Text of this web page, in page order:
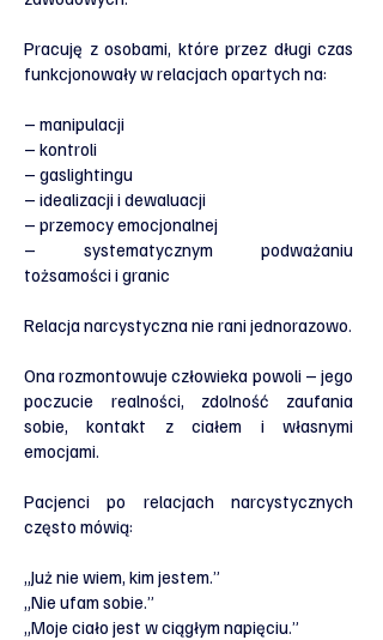
Pracuję z osobami, które przez długi czas
funkcjonowały w relacjach opartych na:
– manipulacji
– kontroli
– gaslightingu
– idealizacji i dewaluacji
– przemocy emocjonalnej
– systematycznym podważaniu
tożsamości i granic
Relacja narcystyczna nie rani jednorazowo.
Ona rozmontowuje człowieka powoli – jego
poczucie realności, zdolność zaufania
sobie, kontakt z ciałem i własnymi
emocjami.
Pacjenci po relacjach narcystycznych
często mówią:
„Już nie wiem, kim jestem.”
„Nie ufam sobie.”
„Moje ciało jest w ciągłym napięciu.”